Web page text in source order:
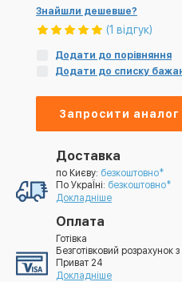
Знайшли дешевше?
(1 відгук)
Додати до порівняння
Додати до списку
Запросити аналог
Доставка
по Києву: безкоштовно*
По УкраЇні: безкоштовно*
Докладніше
Оплата
Готівка
Безготівковий розрахунок
Приват 24
Докладніше